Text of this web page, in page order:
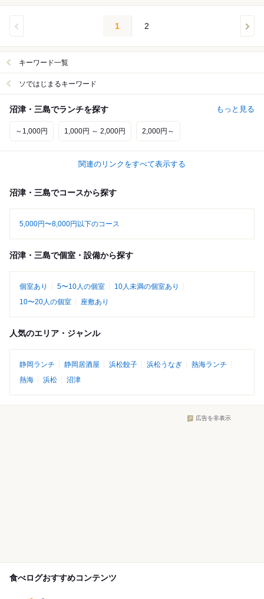
1 2
キーワード一覧
ソではじまるキーワード
沼津・三島でランチを探す もっと見る
～1,000円 1,000円 ～ 2,000円 2,000円～
関連のリンクをすべて表示する
沼津・三島でコースから探す
5,000円〜8,000円以下のコース
沼津・三島で個室・設備から探す
個室あり 5〜10人の個室
10人未満の個室あり
10〜20人の個室
座敷あり
人気のエリア・ジャンル
静岡ランチ 静岡居酒屋 浜松餃子 浜松うなぎ
熱海ランチ
熱海
浜松 沼津
広告を非表示
食べログおすすめコンテンツ